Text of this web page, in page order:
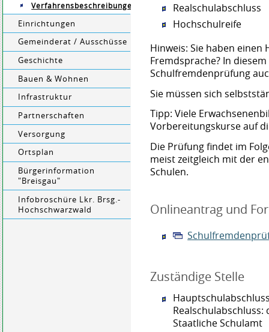
Verfahrensbeschreibungen
Einrichtungen
Gemeinderat / Ausschüsse
Geschichte
Bauen & Wohnen
Infrastruktur
Partnerschaften
Versorgung
Ortsplan
Bürgerinformation
"Breisgau"
Infobroschüre Lkr. Brsg.-
Hochschwarzwald
Realschulabschluss
Hochschulreife
Hinweis: Sie haben einen
Fremdsprache? In
Schulfremdenprüfung
Sie müssen sich
Tipp: Viele
Vorbereitungskurse auf
Die Prüfung findet im
meist zeitgleich mit der
Schulen.
Onlineantrag und
Zuständige Stelle
Staatliche Schulamt